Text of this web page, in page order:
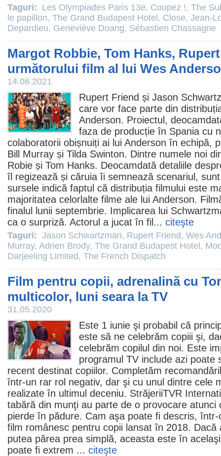
Taguri: Les Olympiades Paris 13e, Coupez !, The
le papillon, The Grand Budapest Hotel , Close, Jean-
Depardieu, Geneviève Doang, Sébastien Chassagne
Margot Robbie, Tom Hanks,
următorului film al lui Wes
14.08.2021
Rupert Friend și Jason
care vor face parte din
Anderson. Proiectul,
faza de producție în Spania cu
colaboratorii obișnuiți ai lui Anderson în echipă,
Bill Murray și Tilda Swinton. Dintre numele noi
Robie și Tom Hanks. Deocamdată detaliile
îl regizează și căruia îi semnează scenariul,
sursele indică faptul că distribuția filmului este
majoritatea celorlalte filme ale lui Anderson.
finalul lunii septembrie. Implicarea lui
ca o surpriză. Actorul a jucat în fil ... citeşte
Taguri: Jason Schwartzman, Rupert Friend, Wes
Murray, Adrien Brody, The Grand Budapest Hotel ,
Darjeeling Limited, The French Dispatch
Film pentru copii, adrenalină cu
multicolor, luni seara la TV
31.05.2020
Este 1 iunie şi probabil că
este să ne celebrăm copiii şi,
celebrăm copilul din noi. Este
programul TV include azi poate
recent destinat copiilor. Completăm
într-un rar rol negativ, dar şi cu unul dintre cele
realizate în ultimul deceniu. StrăjeriiTVR
tabără din munţi au parte de o provocare atunci
pierde în pădure. Cam aşa poate fi descris,
film românesc pentru copii lansat în 2018. Dacă
putea părea prea simplă, aceasta este în
poate fi extrem ... citeşte